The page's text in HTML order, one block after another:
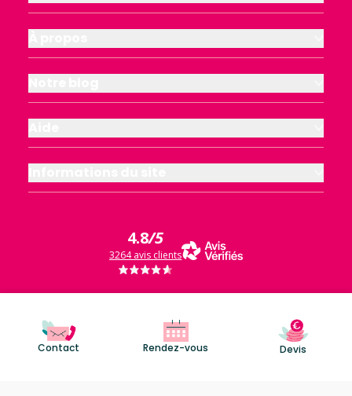
4.8/5
3264 avis clients
Contact Rendez-vous Devis